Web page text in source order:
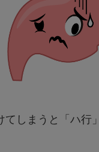
しまうと「ハ行